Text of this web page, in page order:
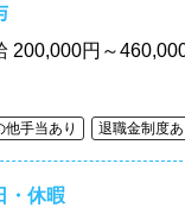
200,000円～
他手当あり 退職金制度あ
・休暇